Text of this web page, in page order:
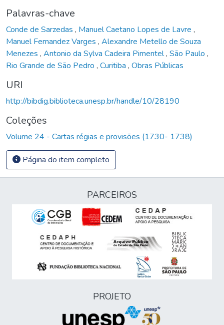
Palavras-chave
Conde de Sarzedas , Manuel Caetano Lopes de Lavre ,
Manuel Fernandez Varges , Alexandre Metello de Souza
Menezes , Antonio da Sylva Cadeira Pimentel, São Paulo ,
Rio Grande de São Pedro , Curitiba , Obras Públicas
URI
http://bibdig.biblioteca.unesp.br/handle/10/28190
Coleções
Volume 24 - Cartas régias e provisões (1730- 1738)
Página do item completo
PARCEIROS
PROJETO